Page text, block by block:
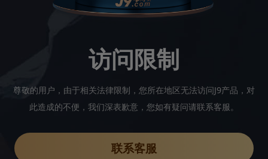
访问限制
尊敬的用户，由于相关法律限制，您所在地区无法访问J9产品，对
此造成的不便，我们深表歉意，您如有疑问请联系客服。
联系客服